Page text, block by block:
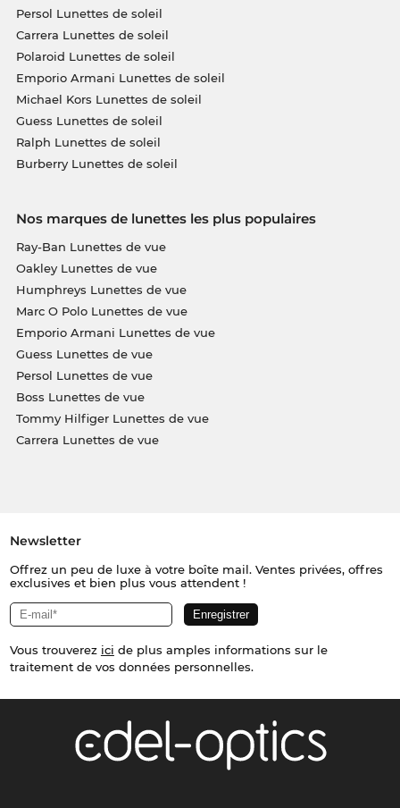
Persol Lunettes de soleil
Carrera Lunettes de soleil
Polaroid Lunettes de soleil
Emporio Armani Lunettes de soleil
Michael Kors Lunettes de soleil
Guess Lunettes de soleil
Ralph Lunettes de soleil
Burberry Lunettes de soleil
Nos marques de lunettes les plus populaires
Ray-Ban Lunettes de vue
Oakley Lunettes de vue
Humphreys Lunettes de vue
Marc O Polo Lunettes de vue
Emporio Armani Lunettes de vue
Guess Lunettes de vue
Persol Lunettes de vue
Boss Lunettes de vue
Tommy Hilfiger Lunettes de vue
Carrera Lunettes de vue
Newsletter
Offrez un peu de luxe à votre boîte mail. Ventes privées, offres
exclusives et bien plus vous attendent !
Vous trouverez ici de plus amples informations sur le
traitement de vos données personnelles.